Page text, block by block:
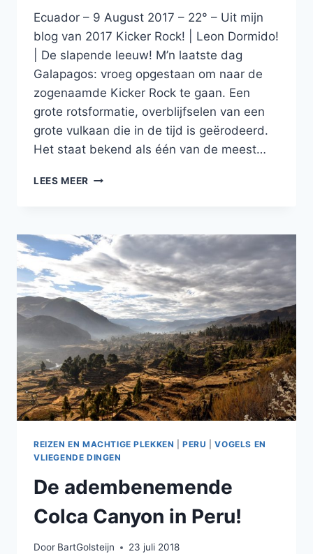
Ecuador – 9 August 2017 – 22° – Uit mijn
blog van 2017 Kicker Rock! | Leon Dormido!
| De slapende leeuw! M’n laatste dag
Galapagos: vroeg opgestaan om naar de
zogenaamde Kicker Rock te gaan. Een
grote rotsformatie, overblijfselen van een
grote vulkaan die in de tijd is geërodeerd.
Het staat bekend als één van de meest…
LEES MEER KICKER
REIZEN EN MACHTIGE PLEKKEN |PERU |VOGELS EN
VLIEGENDE DINGEN
De adembenemende
Colca Canyon in Peru!
Door BartGolsteijn 23 juli 2018